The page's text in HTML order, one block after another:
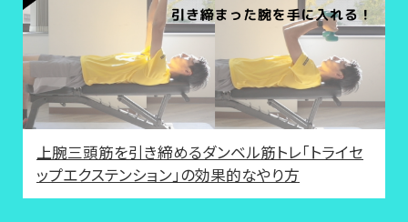
上腕三頭筋を引き締めるダンベル筋トレ「トライセ
ップエクステンション」の効果的なやり方